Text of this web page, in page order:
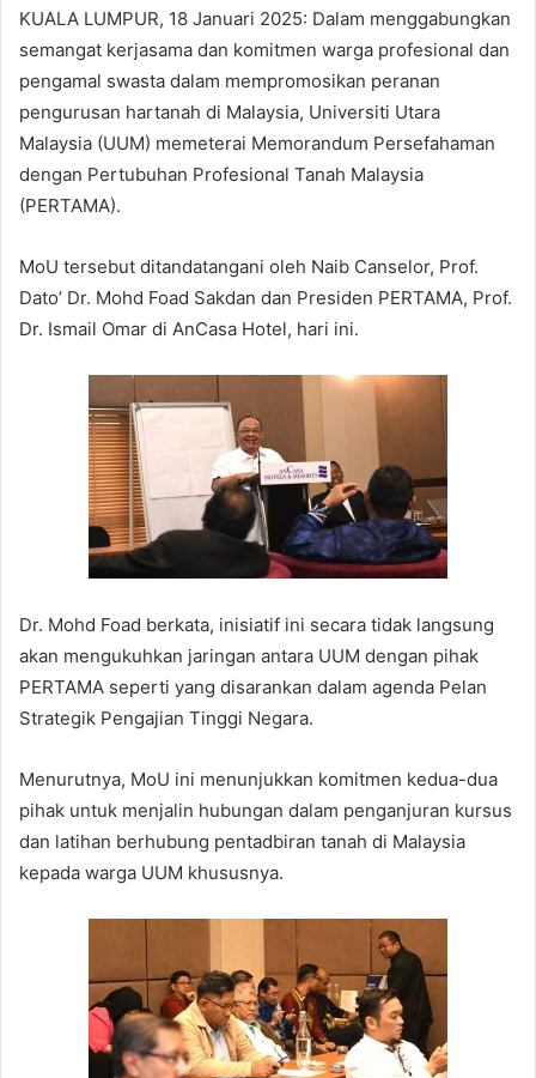
KUALA LUMPUR, 18 Januari 2025: Dalam menggabungkan
semangat kerjasama dan komitmen warga profesional dan
pengamal swasta dalam mempromosikan peranan
pengurusan hartanah di Malaysia, Universiti Utara
Malaysia (UUM) memeterai Memorandum Persefahaman
dengan Pertubuhan Profesional Tanah Malaysia
(PERTAMA).
MoU tersebut ditandatangani oleh Naib Canselor, Prof.
Dato’ Dr. Mohd Foad Sakdan dan Presiden PERTAMA, Prof.
Dr. Ismail Omar di AnCasa Hotel, hari ini.
Dr. Mohd Foad berkata, inisiatif ini secara tidak langsung
akan mengukuhkan jaringan antara UUM dengan pihak
PERTAMA seperti yang disarankan dalam agenda Pelan
Strategik Pengajian Tinggi Negara.
Menurutnya, MoU ini menunjukkan komitmen kedua-dua
pihak untuk menjalin hubungan dalam penganjuran kursus
dan latihan berhubung pentadbiran tanah di Malaysia
kepada warga UUM khususnya.